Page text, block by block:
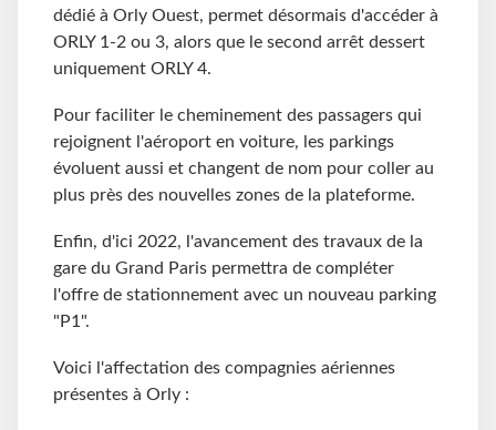
dédié à Orly Ouest, permet désormais d'accéder à
ORLY 1-2 ou 3, alors que le second arrêt dessert
uniquement ORLY 4.
Pour faciliter le cheminement des passagers qui
rejoignent l'aéroport en voiture, les parkings
évoluent aussi et changent de nom pour coller au
plus près des nouvelles zones de la plateforme.
Enfin, d'ici 2022, l'avancement des travaux de la
gare du Grand Paris permettra de compléter
l'offre de stationnement avec un nouveau parking
"P1".
Voici l'affectation des compagnies aériennes
présentes à Orly :